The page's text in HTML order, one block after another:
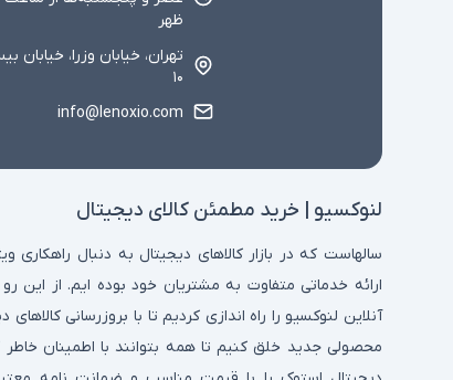
ظهر
تهران، خیابان وزرا، خیابان
۱۰
info@lenoxio.com
لنوکسیو | خرید مطمئن کالای دیجیتال
سالهاست که در بازار کالاهای دیجیتال به دنبال راهکاری
ارائه خدماتی متفاوت به مشتریان خود بوده ایم. از این رو
آنلاین لنوکسیو را راه اندازی کردیم تا با بروزرسانی کالاهای
محصولی جدید خلق کنیم تا همه بتوانند با اطمینان خاطر